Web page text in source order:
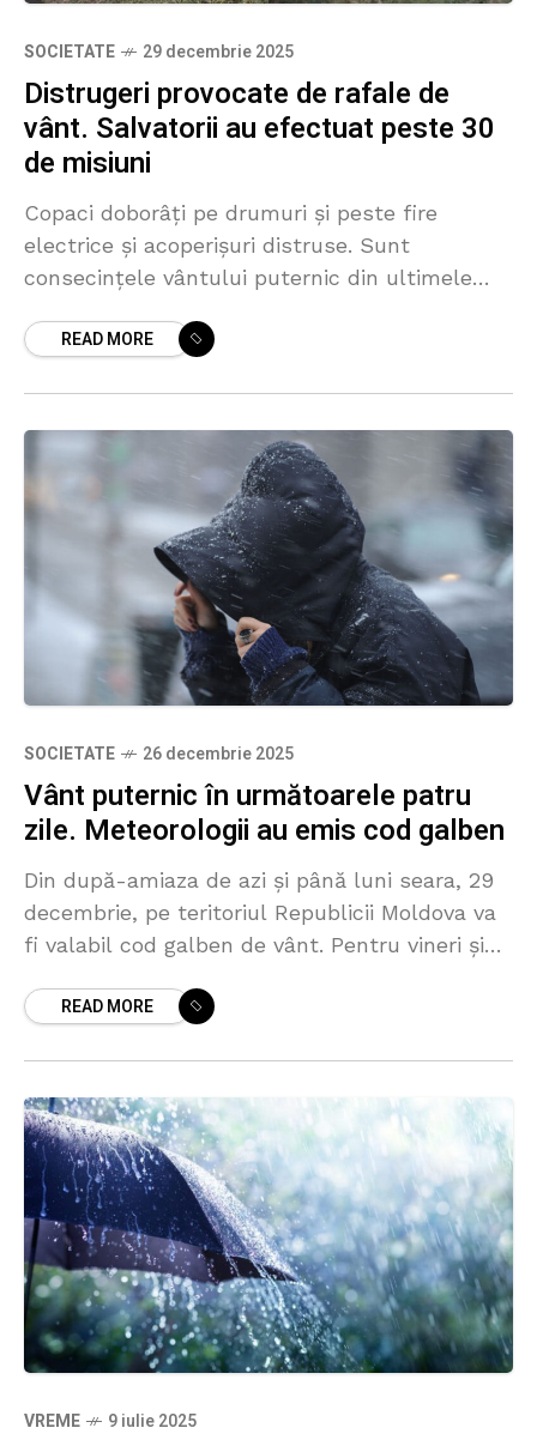
SOCIETATE 29 decembrie 2025
Distrugeri provocate de rafale de
vânt. Salvatorii au efectuat peste 30
de misiuni
Copaci doborâți pe drumuri și peste fire
electrice și acoperișuri distruse. Sunt
consecințele vântului puternic din ultimele
Urgență anunță că salvatorii au intervenit în
READ MORE
SOCIETATE 26 decembrie 2025
Vânt puternic în următoarele patru
zile. Meteorologii au emis cod galben
Din după-amiaza de azi și până luni seara, 29
decembrie, pe teritoriul Republicii Moldova va
fi valabil cod galben de vânt. Pentru vineri și
READ MORE
VREME 9 iulie 2025